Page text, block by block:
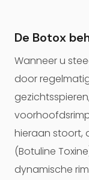
De Botox
Wanneer u
door
hieraan stoort,
(Botuline
dynamische